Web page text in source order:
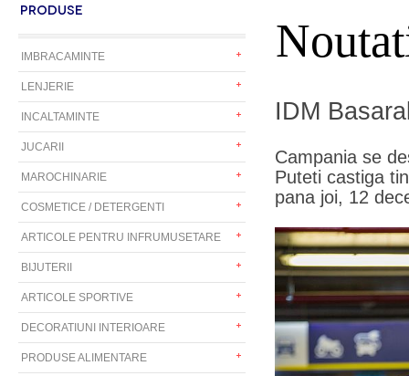
PRODUSE
IMBRACAMINTE
LENJERIE
INCALTAMINTE
JUCARII
MAROCHINARIE
COSMETICE / DETERGENTI
ARTICOLE PENTRU INFRUMUSETARE
BIJUTERII
ARTICOLE SPORTIVE
DECORATIUNI INTERIOARE
PRODUSE ALIMENTARE
IDM
Campania se
Puteti castiga
pana joi, 12